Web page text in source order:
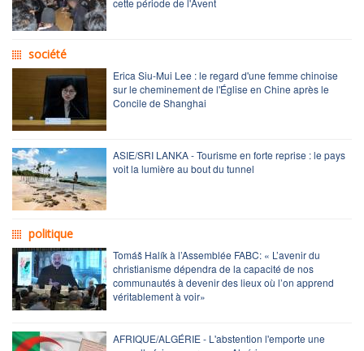
cette période de l'Avent
société
Erica Siu-Mui Lee : le regard d'une femme chinoise
sur le cheminement de l'Église en Chine après le
Concile de Shanghai
ASIE/SRI LANKA - Tourisme en forte reprise : le pays
voit la lumière au bout du tunnel
politique
Tomáš Halík à l’Assemblée FABC: « L’avenir du
christianisme dépendra de la capacité de nos
communautés à devenir des lieux où l’on apprend
véritablement à voir»
AFRIQUE/ALGÉRIE - L'abstention l'emporte une